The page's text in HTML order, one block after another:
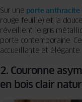
Sur une porte anthracite
rouge feuille) et la
réveillent le gris
porte contemporaine.
accueillante et élégante.
2. Couronne
en bois clair